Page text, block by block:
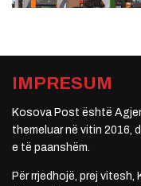
IMPRESUM
Kosova Post është
themeluar në vitin 2016,
e të paanshëm.
Për rrjedhojë, prej